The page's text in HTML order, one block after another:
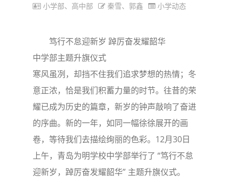
小学部、高中部 秦雪、郭鑫 小学动态
笃行不怠迎新岁 踔厉奋发耀韶华
中学部主题升旗仪式
寒风虽冽，却挡不住我们追求梦想的热情；冬
意正浓，恰是我们积蓄力量的时节。往昔的荣
耀已成为历史的篇章，新岁的钟声敲响了奋进
的序曲。新的一年，如同一幅徐徐展开的画
卷，等待我们去描绘绚丽的色彩。12月30日
上午，青岛为明学校中学部举行了 “笃行不怠
迎新岁，踔厉奋发耀韶华” 主题升旗仪式。